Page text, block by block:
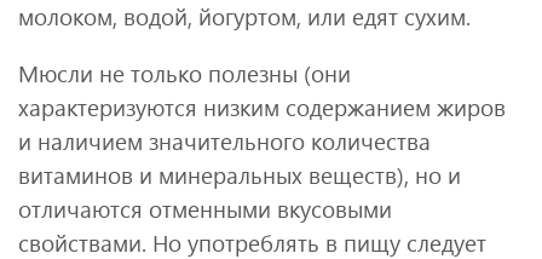
молоком, водой, йогуртом, или едят сухим.
Мюсли не только полезны (они
характеризуются низким содержанием жиров
и наличием значительного количества
витаминов и минеральных веществ), но и
отличаются отменными вкусовыми
свойствами. Но употреблять в пищу следует